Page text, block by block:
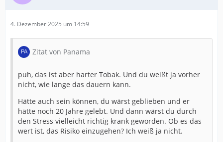
4. Dezember 2025 um 14:59
Zitat von Panama
puh, das ist aber harter Tobak. Und du weißt ja vorher
nicht, wie lange das dauern kann.
Hätte auch sein können, du wärst geblieben und er
hätte noch 20 Jahre gelebt. Und dann wärst du durch
den Stress vielleicht richtig krank geworden. Ob es das
wert ist, das Risiko einzugehen? Ich weiß ja nicht.